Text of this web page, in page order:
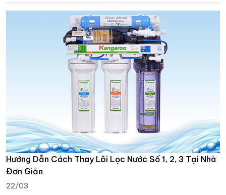
Hướng Dẫn Cách Thay Lõi Lọc Nước Số 1, 2, 3 Tại Nhà
Đơn Giản
22/03